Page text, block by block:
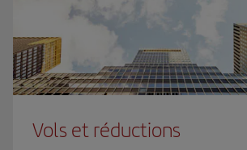
Vols et réductions